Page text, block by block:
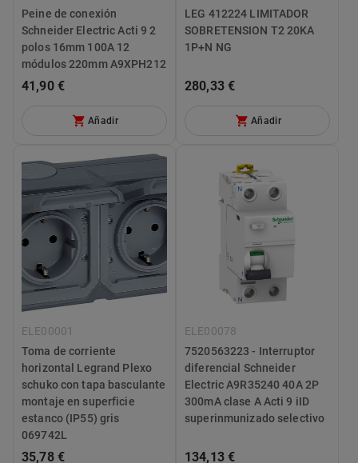
Peine de conexión
Schneider Electric Acti 9 2
polos 16mm 100A 12
módulos 220mm A9XPH212
41,90 €
Añadir
LEG 412224 LIMITADOR
SOBRETENSION T2 20KA
1P+N NG
280,33 €
Añadir
ELE00001
Toma de corriente
horizontal Legrand Plexo
schuko con tapa basculante
montaje en superficie
estanco (IP55) gris
069742L
35,78 €
ELE00078
7520563223 - Interruptor
diferencial Schneider
Electric A9R35240 40A 2P
300mA clase A Acti 9 iID
superinmunizado selectivo
134,13 €